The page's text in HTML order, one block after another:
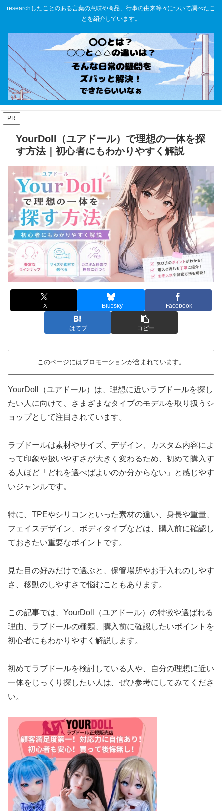
researchしたことのある言葉の意味や商品、行事の由来等々について調べたこ
とを紹介しています。
PR
YourDoll（ユアドール）で理想の一体を探
す方法｜初心者にもわかりやすく解説
X Bluesky Facebook
はてブ コピー
このページにはプロモーションが含まれています。
YourDoll（ユアドール）は、理想に近いラブドールを探し
たい人に向けて、さまざまなタイプのモデルを取り扱うシ
ョップとして注目されています。
ラブドールは素材やサイズ、デザイン、カスタム内容によ
って印象や扱いやすさが大きく変わるため、初めて購入す
る人ほど「どれを選べばよいのか分からない」と感じやす
いジャンルです。
特に、TPEやシリコンといった素材の違い、身長や重量、
フェイスデザイン、ボディタイプなどは、購入前に確認し
ておきたい重要なポイントです。
見た目の好みだけで選ぶと、保管場所やお手入れのしやす
さ、移動のしやすさで悩むこともあります。
この記事では、YourDoll（ユアドール）の特徴や選ばれる
理由、ラブドールの種類、購入前に確認したいポイントを
初心者にもわかりやすく解説します。
初めてラブドールを検討している人や、自分の理想に近い
一体をじっくり探したい人は、ぜひ参考にしてみてくださ
い。